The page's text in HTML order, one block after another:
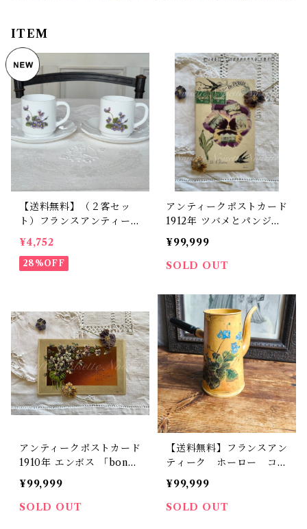
ITEM
【送料無料】（２客セッ
ト）フランスアンティー
ク すみれ カップ&ソー
サー アルコパル【886】
【フランスバイヤーセレク
¥4,752
28%OFF
アンティークポストカード
1912年 ツバメとパンジー
「une pensée」【P22】
¥99,999
SOLD OUT
アンティークポストカード
1910年 エンボス 「bonne
et heureuse fête」【P2
1】
¥99,999
SOLD OUT
【送料無料】フランスアン
ティーク ホーロー コー
ヒーポット スミレ柄
【366】 【フランスバイ
ヤーセレクト品】
¥99,999
SOLD OUT